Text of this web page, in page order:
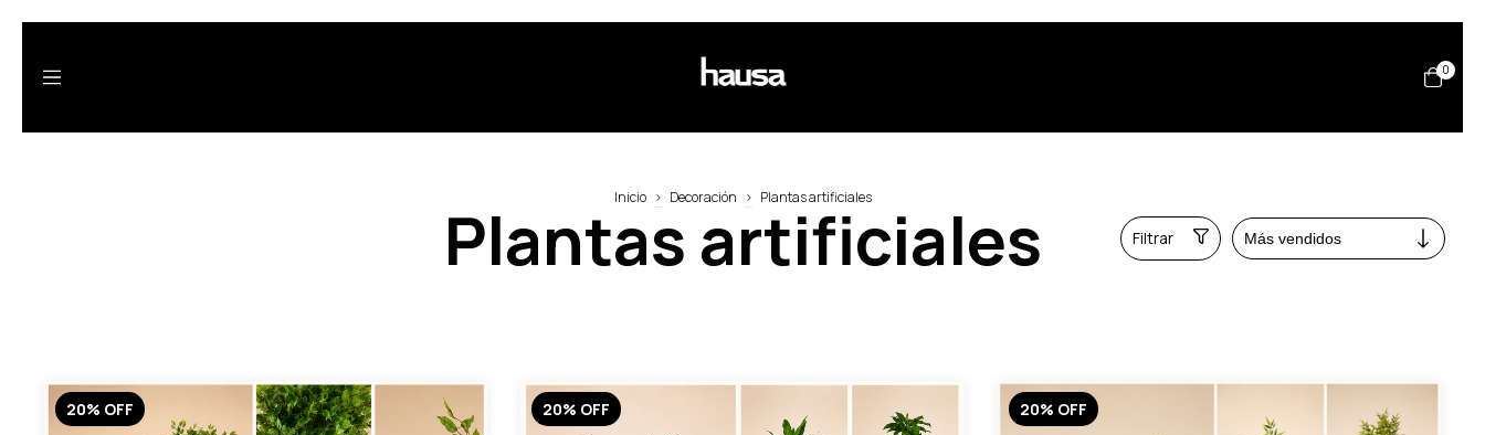
0
Inicio > Decoración > Plantas artificiales
Plantas artificiales Filtrar
20% OFF 20% OFF 20% OFF